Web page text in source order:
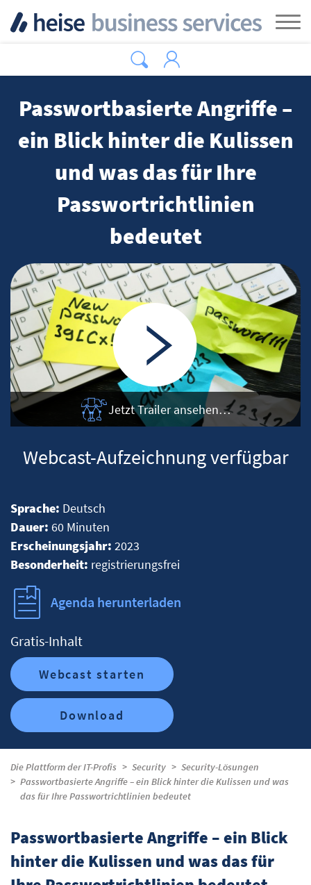
Passwortbasierte Angriffe –
ein Blick hinter die Kulissen
und was das für Ihre
Passwortrichtlinien
bedeutet
Jetzt Trailer ansehen…
Webcast-Aufzeichnung verfügbar
Sprache: Deutsch
Dauer: 60 Minuten
Erscheinungsjahr: 2023
Besonderheit: registrierungsfrei
Agenda herunterladen
Gratis-Inhalt
Webcast starten
Download
Die Plattform der IT-Profis Security
Security-Lösungen
Passwortbasierte Angriffe – ein Blick hinter die Kulissen und was
das für Ihre Passwortrichtlinien bedeutet
Passwortbasierte Angriffe – ein Blick
hinter die Kulissen und was das für